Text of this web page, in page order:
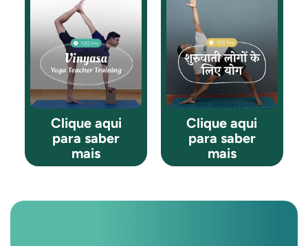
Clique aqui
para saber
mais
Clique aqui
para saber
mais